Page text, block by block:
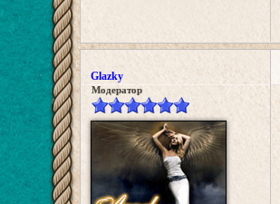
Glazky
Модератор